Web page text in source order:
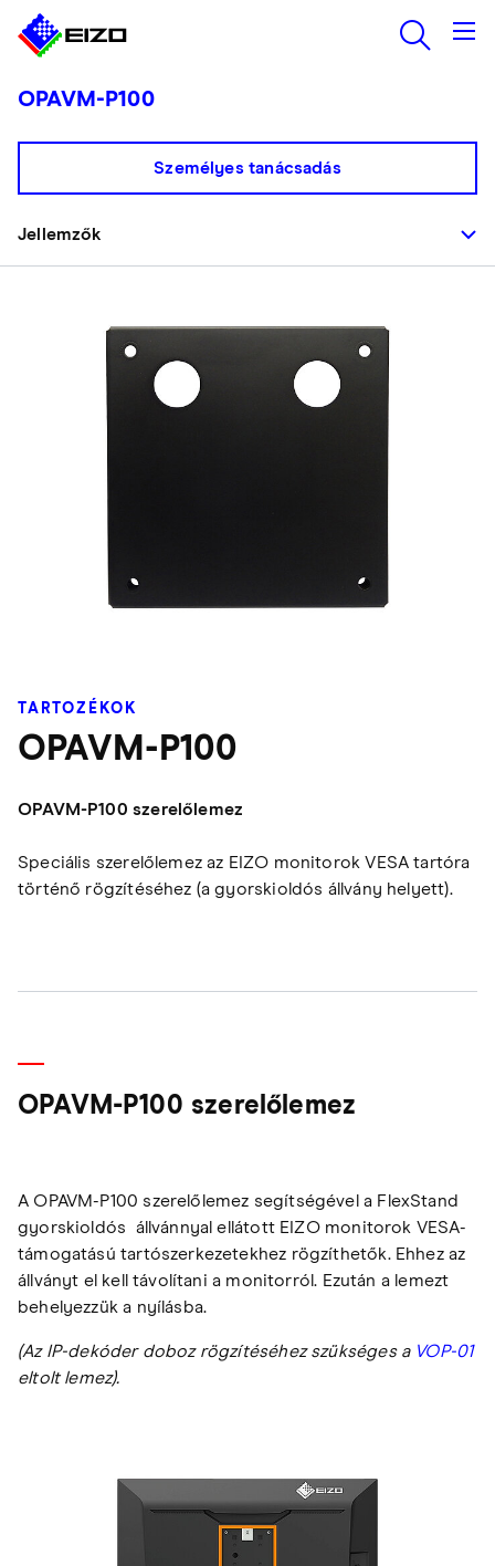
OPAVM-P100
Jellemzők
Személyes tanácsadás
TARTOZÉKOK
OPAVM-P100
OPAVM-P100 szerelőlemez
Speciális szerelőlemez az EIZO monitorok VESA tartóra
történő rögzítéséhez (a gyorskioldós állvány helyett).
OPAVM-P100 szerelőlemez
A OPAVM-P100 szerelőlemez segítségével a FlexStand
gyorskioldós állvánnyal ellátott EIZO monitorok VESA-
támogatású tartószerkezetekhez rögzíthetők. Ehhez az
állványt el kell távolítani a monitorról. Ezután a lemezt
behelyezzük a nyílásba.
(Az IP-dekóder doboz rögzítéséhez szükséges a VOP-01
eltolt lemez).